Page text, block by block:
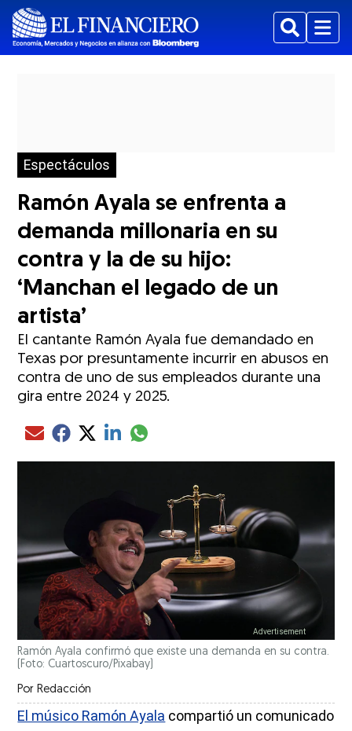
BuscarMenu
Espectáculos
Ramón Ayala se enfrenta a
demanda millonaria en su
contra y la de su hijo:
‘Manchan el legado de un
artista’
El cantante Ramón Ayala fue demandado en
Texas por presuntamente incurrir en abusos en
contra de uno de sus empleados durante una
gira entre 2024 y 2025.
Compartir el artículo actual mediante Email
Compartir el artículo actual mediante Facebook
Compartir el artículo actual mediante Twitter
Compartir el artículo actual mediante LinkedIn
Compartir el artículo actual mediante
Ramón Ayala confirmó que existe una demanda en su contra.
(Foto: Cuartoscuro/Pixabay)
Por Redacción
El músico Ramón Ayala compartió un comunicado